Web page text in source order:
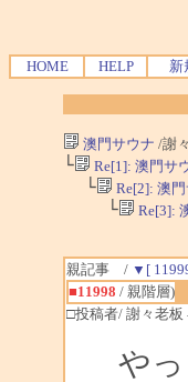
HOME HELP 新
澳門サウナ /謝
└ Re[1]: 澳門サ
└ Re[2]: 澳
└ Re[3]:
親記事 / ▼[
■11998 / 親階層)
□投稿者/ 謝々老板
や